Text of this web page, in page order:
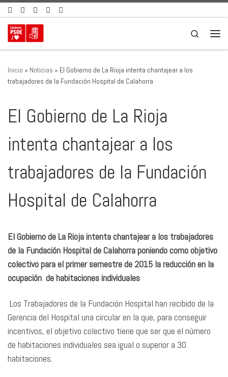
Saltar al contenido
Search
Inicio » Noticias » El Gobierno de La Rioja intenta chantajear a los
trabajadores de la Fundación Hospital de Calahorra
El Gobierno de La Rioja
intenta chantajear a los
trabajadores de la Fundación
Hospital de Calahorra
El Gobierno de La Rioja intenta chantajear a los trabajadores
de la Fundación Hospital de Calahorra poniendo como objetivo
colectivo para el primer semestre de 2015 la reducción en la
ocupación de habitaciones individuales
Los Trabajadores de la Fundación Hospital han recibido de la
Gerencia del Hospital una circular en la que, para conseguir
incentivos, el objetivo colectivo tiene que ser que el número
de habitaciones individuales sea igual o superior a 30
habitaciones.